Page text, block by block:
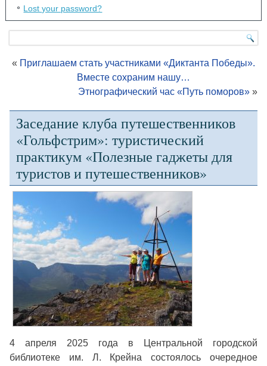
Lost your password?
« Приглашаем стать участниками «Диктанта Победы».
Вместе сохраним нашу…
Этнографический час «Путь поморов»»
Заседание клуба путешественников
«Гольфстрим»: туристический
практикум «Полезные гаджеты для
туристов и путешественников»
4 апреля 2025 года в Центральной городской
библиотеке им. Л. Крейна состоялось очередное